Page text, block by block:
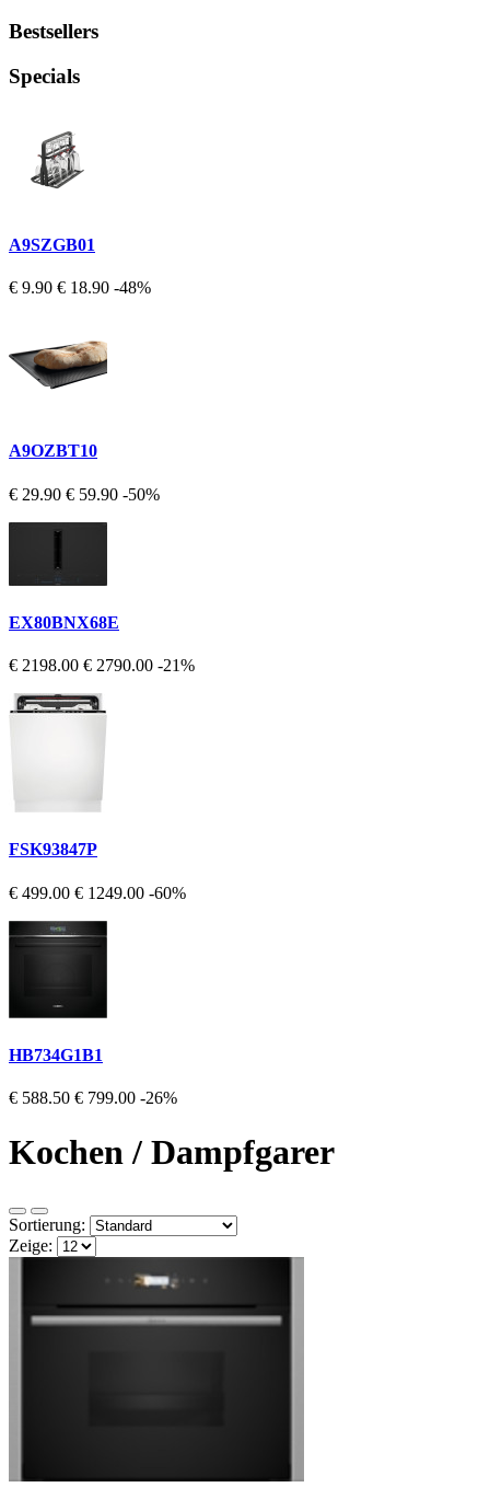
Bestsellers
Specials
A9SZGB01
€ 9.90 € 18.90 -48%
A9OZBT10
€ 29.90 € 59.90 -50%
EX80BNX68E
€ 2198.00 € 2790.00 -21%
FSK93847P
€ 499.00 € 1249.00 -60%
HB734G1B1
€ 588.50 € 799.00 -26%
Kochen / Dampfgarer
Sortierung:
Zeige: